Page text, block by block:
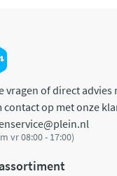
vragen of direct advies
contact op met onze
vr 08:00 - 17:00)